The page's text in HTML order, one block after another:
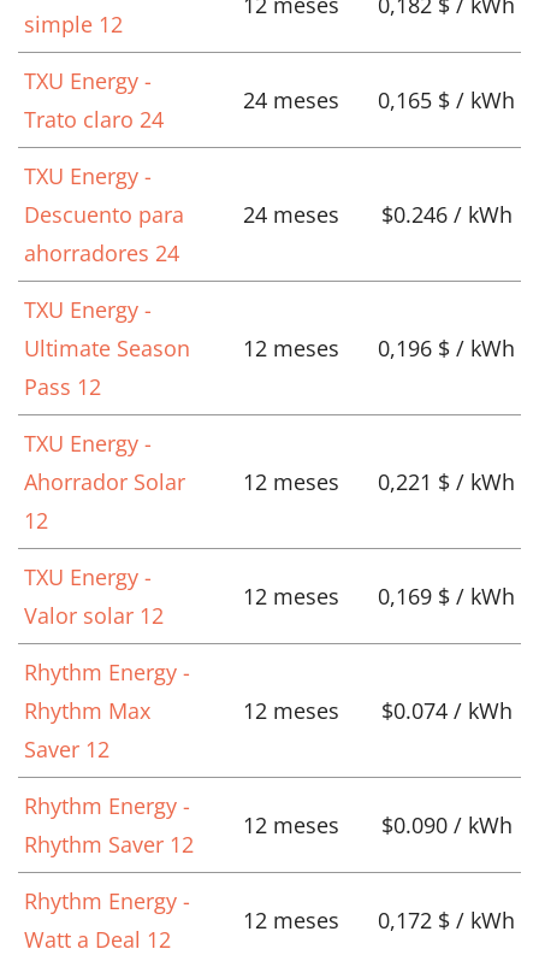
simple 12
TXU Energy -
Trato claro 24
24 meses 0,165 $ / kWh
TXU Energy -
Descuento para
ahorradores 24
24 meses $0.246 / kWh
TXU Energy -
Ultimate Season
Pass 12
12 meses 0,196 $ / kWh
TXU Energy -
Ahorrador Solar
12
12 meses 0,221 $ / kWh
TXU Energy -
Valor solar 12
12 meses 0,169 $ / kWh
Rhythm Energy -
Rhythm Max
Saver 12
12 meses $0.074 / kWh
Rhythm Energy -
Rhythm Saver 12
12 meses $0.090 / kWh
Rhythm Energy -
Watt a Deal 12
12 meses 0,172 $ / kWh